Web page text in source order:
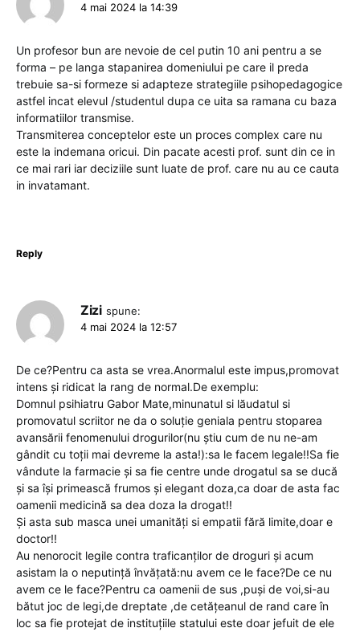
4 mai 2024 la 14:39
Un profesor bun are nevoie de cel putin 10 ani pentru a se
forma – pe langa stapanirea domeniului pe care il preda
trebuie sa-si formeze si adapteze strategiile psihopedagogice
astfel incat elevul /studentul dupa ce uita sa ramana cu baza
informatiilor transmise.
Transmiterea conceptelor este un proces complex care nu
este la indemana oricui. Din pacate acesti prof. sunt din ce in
ce mai rari iar deciziile sunt luate de prof. care nu au ce cauta
in invatamant.
Reply
Zizi spune:
4 mai 2024 la 12:57
De ce?Pentru ca asta se vrea.Anormalul este impus,promovat
intens și ridicat la rang de normal.De exemplu:
Domnul psihiatru Gabor Mate,minunatul si lăudatul si
promovatul scriitor ne da o soluție geniala pentru stoparea
avansării fenomenului drogurilor(nu știu cum de nu ne-am
gândit cu toții mai devreme la asta!):sa le facem legale!!Sa fie
vândute la farmacie și sa fie centre unde drogatul sa se ducă
și sa își primească frumos și elegant doza,ca doar de asta fac
oamenii medicină sa dea doza la drogat!!
Și asta sub masca unei umanități si empatii fără limite,doar e
doctor!!
Au nenorocit legile contra traficanților de droguri și acum
asistam la o neputință învățată:nu avem ce le face?De ce nu
avem ce le face?Pentru ca oamenii de sus ,puși de voi,si-au
bătut joc de legi,de dreptate ,de cetățeanul de rand care în
loc sa fie protejat de instituțiile statului este doar jefuit de ele